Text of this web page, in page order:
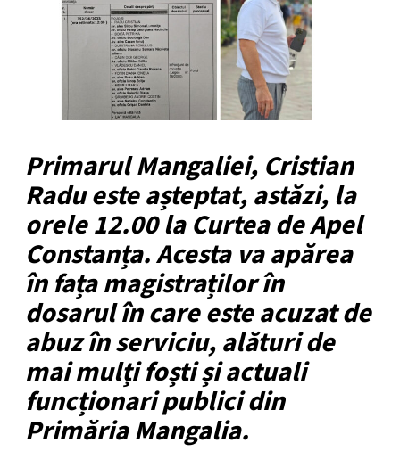
Primarul Mangaliei, Cristian
Radu este așteptat, astăzi, la
orele 12.00 la Curtea de Apel
Constanța. Acesta va apărea
în fața magistraților în
dosarul în care este acuzat de
abuz în serviciu, alături de
mai mulți foști și actuali
funcționari publici din
Primăria Mangalia.